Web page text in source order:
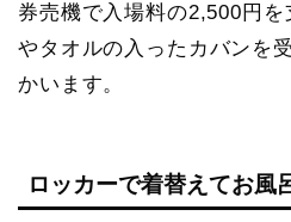
券売機で入場料の2,500円
やタオルの入ったカバンを
かいます。
ロッカーで着替えてお風